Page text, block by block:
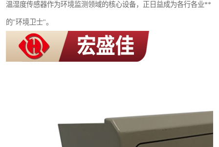
温湿度传感器作为环境监测领域的核心设备，正日益成为各行各业**
的"环境卫士"。